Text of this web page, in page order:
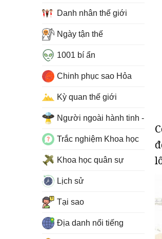
Danh nhân thế giới
Ngày tận thế
1001 bí ẩn
Chinh phục sao Hỏa
Kỳ quan thế giới
Người ngoài hành tinh - UFO
Trắc nghiệm Khoa học
Khoa học quân sự
Lịch sử
Tại sao
Địa danh nổi tiếng